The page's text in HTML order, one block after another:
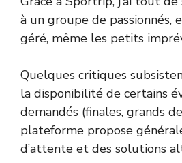
à un groupe de passionnés,
géré, même les petits
Quelques critiques
la disponibilité de certains
demandés (finales, grands
plateforme propose
d’attente et des solutions